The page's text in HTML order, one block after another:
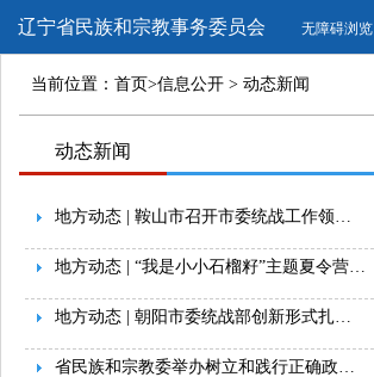
辽宁省民族和宗教事务委员会 无障碍浏览
当前位置： 首页>信息公开 > 动态新闻
动态新闻
地方动态 | 鞍山市召开市委统战工作领导小组专题会议暨市民族工作协调机...
地方动态 | “我是小小石榴籽”主题夏令营走进大东区素质教育学校
地方动态 | 朝阳市委统战部创新形式扎实推进民族团结进步促进法学习宣传...
省民族和宗教委举办树立和践行正确政绩观学习教育第3期读书班暨委党组理...